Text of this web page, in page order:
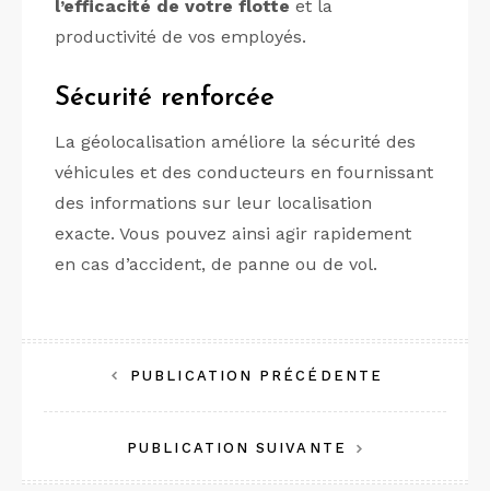
l’efficacité de votre flotte et la
productivité de vos employés.
Sécurité renforcée
La géolocalisation améliore la sécurité des
véhicules et des conducteurs en fournissant
des informations sur leur localisation
exacte. Vous pouvez ainsi agir rapidement
en cas d’accident, de panne ou de vol.
Navigation
de
l’article
PUBLICATION PRÉCÉDENTE
PUBLICATION SUIVANTE